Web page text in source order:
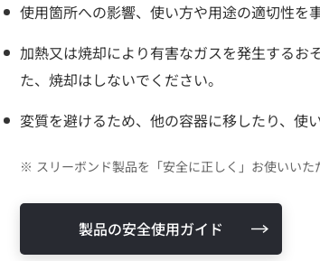
使用箇所への影響、使い方や用途の適切性を
加熱又は焼却により有害なガスを発生するお
た、焼却はしないでください。
変質を避けるため、他の容器に移したり、使
※ スリーボンド製品を「安全に正しく」お使いい
製品の安全使用ガイド